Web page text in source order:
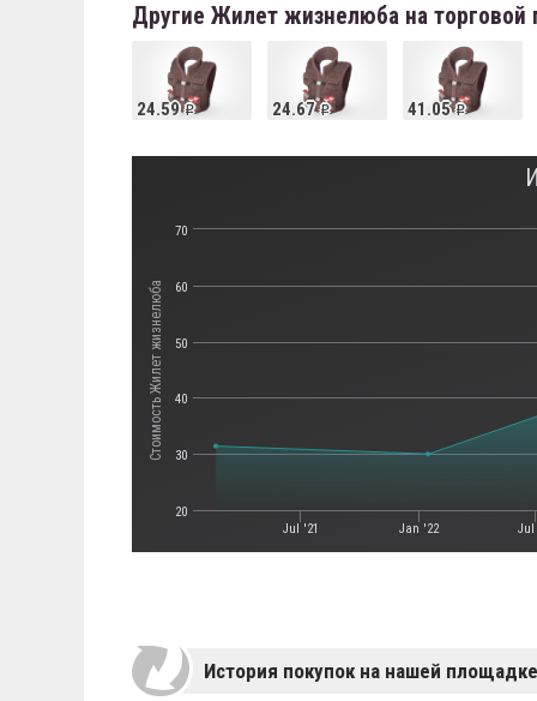
Другие Жилет жизнелюба на торговой
24.59 24.67 41.05
Стоимость Жилет жизнелюба
Jul '21 Jan '22
20
30
40
50
60
70
История покупок на нашей площадке